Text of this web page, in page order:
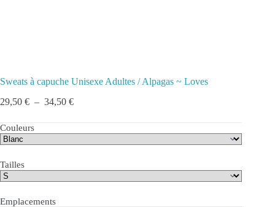
Sweats à capuche Unisexe Adultes / Alpagas ~ Loves
29,50 € – 34,50 €Plage
29,50 €
à
Couleurs
Tailles
Emplacements